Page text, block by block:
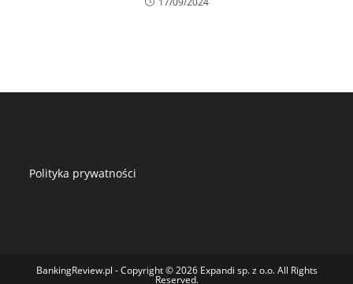
Polityka prywatności
BankingReview.pl - Copyright © 2026 Expandi sp. z o.o. All Rights
Reserved.